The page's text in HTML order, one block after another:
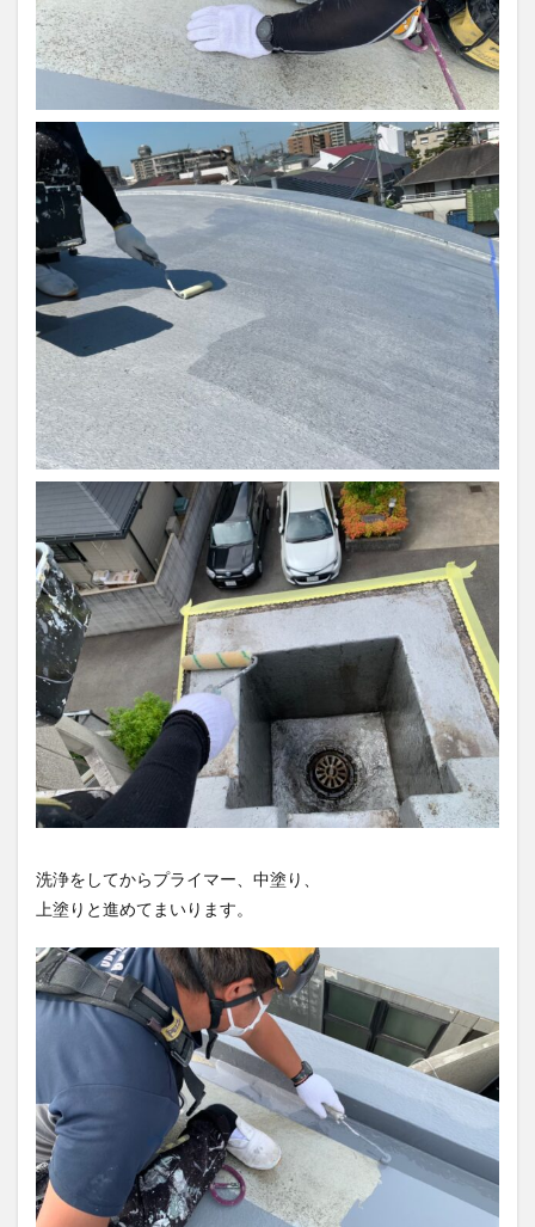
洗浄をしてからプライマー、中塗り、
上塗りと進めてまいります。